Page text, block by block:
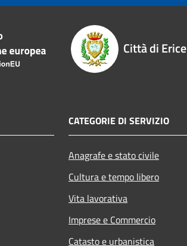
Città di Erice
CATEGORIE DI SERVIZIO
Anagrafe e stato civile
Cultura e tempo libero
Vita lavorativa
Imprese e Commercio
Catasto e urbanistica